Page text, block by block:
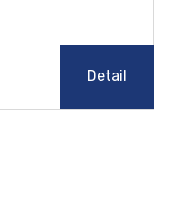
Detail